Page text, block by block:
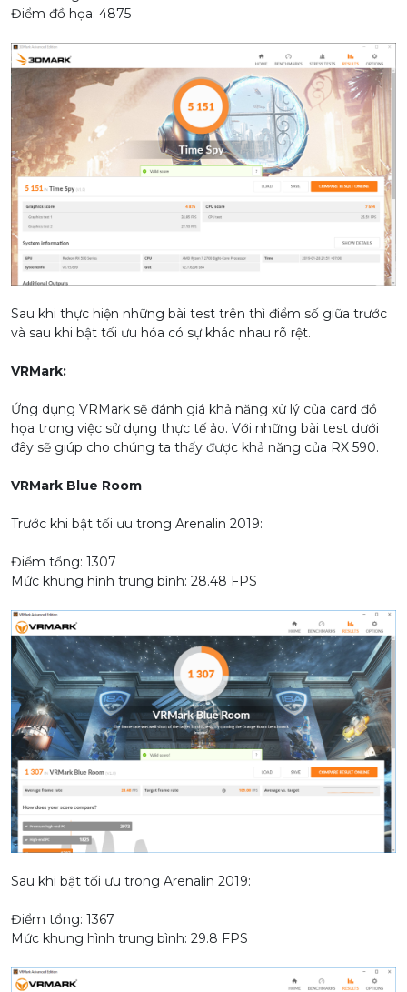
Điểm đồ họa: 4875
Sau khi thực hiện những bài test trên thì điểm số giữa trước
và sau khi bật tối ưu hóa có sự khác nhau rõ rệt.
VRMark:
Ứng dụng VRMark sẽ đánh giá khả năng xử lý của card đồ
họa trong việc sử dụng thực tế ảo. Với những bài test dưới
đây sẽ giúp cho chúng ta thấy được khả năng của RX 590.
VRMark Blue Room
Trước khi bật tối ưu trong Arenalin 2019:
Điểm tổng: 1307
Mức khung hình trung bình: 28.48 FPS
Sau khi bật tối ưu trong Arenalin 2019:
Điểm tổng: 1367
Mức khung hình trung bình: 29.8 FPS